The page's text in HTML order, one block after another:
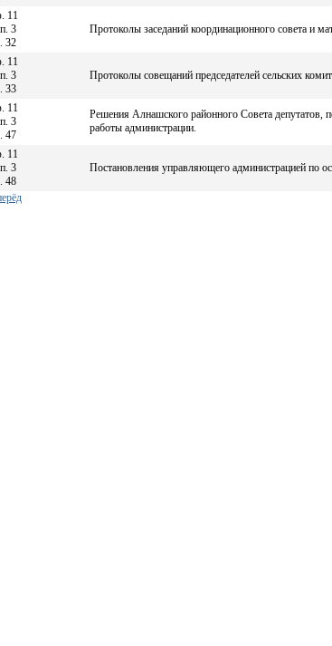
11
3
32
Протоколы заседаний координационного совета и
11
3
33
Протоколы совещаний председателей сельских
11
3
47
Решения Алнашского районного Совета депутатов,
работы администрации.
11
3
48
Постановления управляющего администрацией по